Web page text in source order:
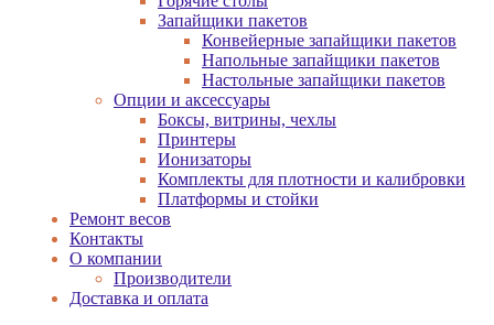
Запайщики пакетов
Конвейерные запайщики пакетов
Напольные запайщики пакетов
Настольные запайщики пакетов
Опции и аксессуары
Боксы, витрины, чехлы
Принтеры
Ионизаторы
Комплекты для плотности и калибровки
Платформы и стойки
Ремонт весов
Контакты
О компании
Производители
Доставка и оплата